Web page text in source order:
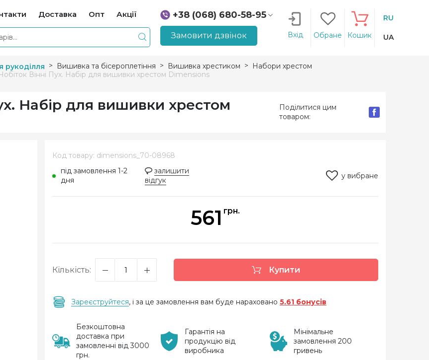
Доставка Опт Акції
+38 (068) 680-58-95
+38 (066) 207-14-90
Замовити дзвінок Вхід Обране Кошик
RU
UA
рукоділля Вишивка та бісероплетіння Вишивка хрестиком
Набори хрестом
Вінні Пух. Набір для вишивки хрестом Dimensions
Набір для вишивки хрестом
Поділитися цим
товаром:
Код товару: dimensions_70-08968
під замовлення 1-2
дня
залишити
відгук
у вибране
561 грн.
Кількість: Купити
Зареєструйтеся, і за це замовлення вам буде нараховано 5.61 бонусів
Безкоштовна
доставка при
замовленні від 3000
грн.
Гарантія на
продукцію від
виробника
Мінімальне
замовлення 200
гривень